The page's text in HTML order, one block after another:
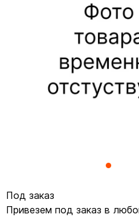
Под заказ
Привезем под заказ в